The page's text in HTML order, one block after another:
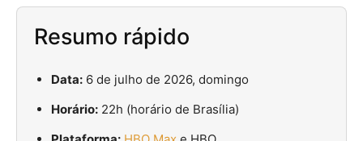
Resumo rápido
Data:6 de julho de 2026, domingo
Horário:22h (horário de Brasília)